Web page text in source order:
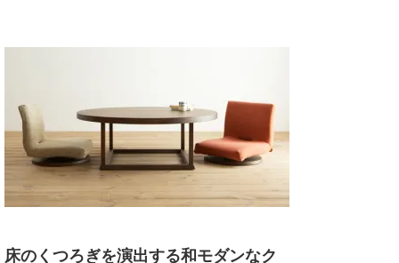
床のくつろぎを演出する和モダンなク